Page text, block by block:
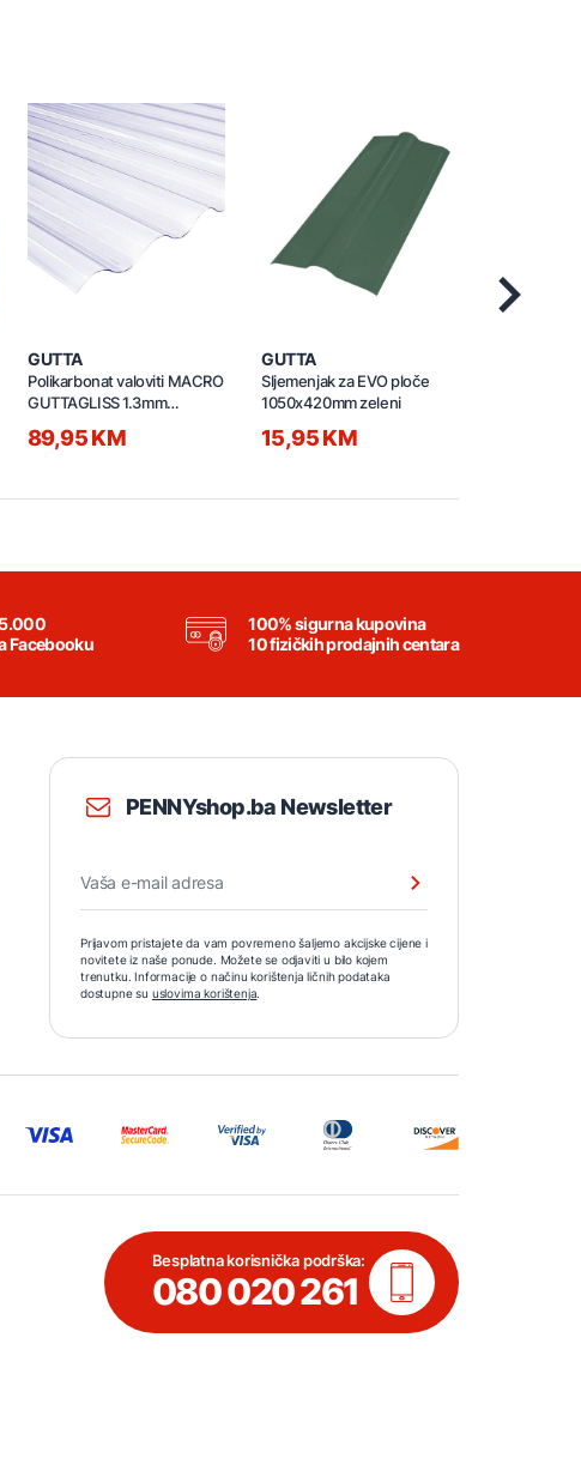
GUTTA
Polikarbonat valoviti MACRO
GUTTAGLISS 1.3mm
transparent
89,95 KM
GUTTA
Sljemenjak za EVO ploče
1050x420mm zeleni
15,95 KM
Facebooku
100% sigurna kupovina
10 fizičkih prodajnih centara
PENNYshop.ba Newsletter
Prijavom pristajete da vam povremeno šaljemo akcijske cijene i
novitete iz naše ponude. Možete se odjaviti u bilo kojem
trenutku. Informacije o načinu korištenja ličnih podataka
dostupne su uslovima korištenja.
Besplatna korisnička podrška:
080 020 261